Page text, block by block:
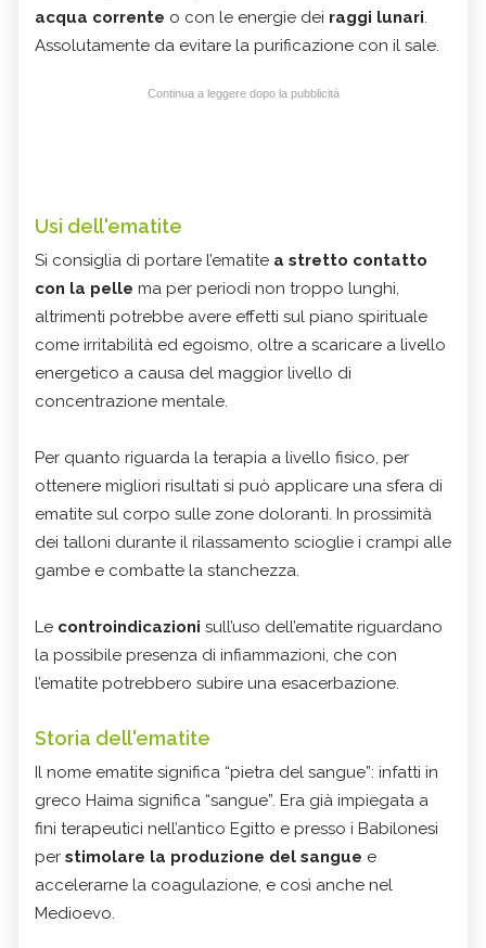
acqua corrente o con le energie dei raggi lunari.
Assolutamente da evitare la purificazione con il sale.
Continua a leggere dopo la pubblicità
Usi dell'ematite
Si consiglia di portare l’ematite a stretto contatto
con la pelle ma per periodi non troppo lunghi,
altrimenti potrebbe avere effetti sul piano spirituale
come irritabilità ed egoismo, oltre a scaricare a livello
energetico a causa del maggior livello di
concentrazione mentale.
Per quanto riguarda la terapia a livello fisico, per
ottenere migliori risultati si può applicare una sfera di
ematite sul corpo sulle zone doloranti. In prossimità
dei talloni durante il rilassamento scioglie i crampi alle
gambe e combatte la stanchezza.
Le controindicazioni sull’uso dell’ematite riguardano
la possibile presenza di infiammazioni, che con
l’ematite potrebbero subire una esacerbazione.
Storia dell'ematite
Il nome ematite significa “pietra del sangue”: infatti in
greco Haima significa “sangue”. Era già impiegata a
fini terapeutici nell’antico Egitto e presso i Babilonesi
per stimolare la produzione del sangue e
accelerarne la coagulazione, e così anche nel
Medioevo.